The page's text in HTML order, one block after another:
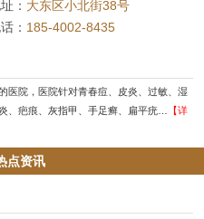
： 大东区小北街38号
： 185-4002-8435
医院，医院针对青春痘、皮炎、过敏、湿
、疤痕、灰指甲、手足癣、扁平疣…
【详
点资讯